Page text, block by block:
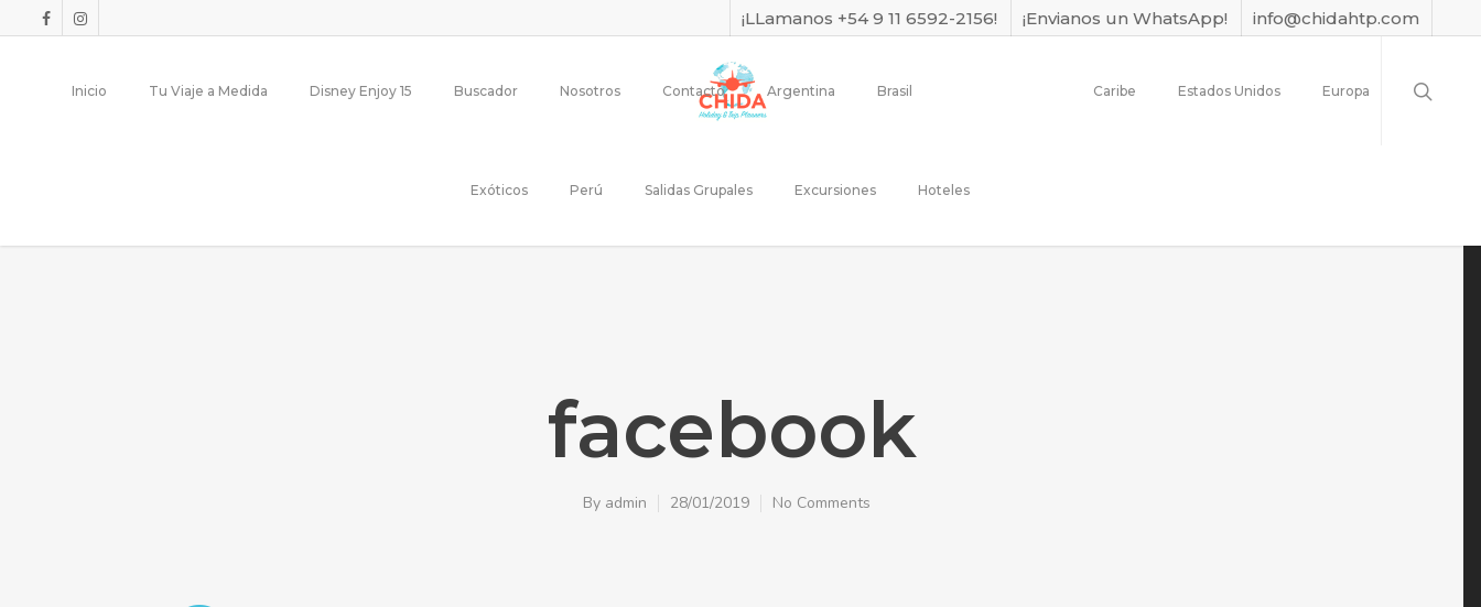
¡LLamanos +54 9 11 6592-2156! ¡Envianos un WhatsApp! info@chidahtp.com
Inicio Tu Viaje a Medida Disney Enjoy 15 Buscador Nosotros Contacto Argentina Brasil Caribe Estados Unidos Europa
Exóticos Perú Salidas Grupales Excursiones Hoteles
facebook
By admin 28/01/2019 No Comments